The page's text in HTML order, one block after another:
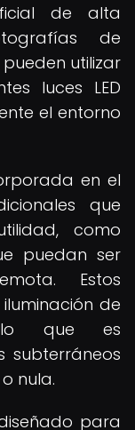
de alta
de
utilizar
luces LED
el entorno
en el
que
como
puedan ser
Estos
de
lo que es
subterráneos
nula.
para